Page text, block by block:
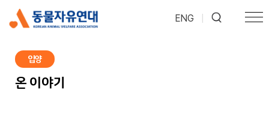
ENG
입양
온 이야기